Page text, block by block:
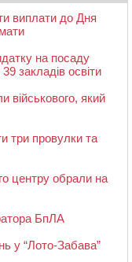
виплати до Дня
на посаду
закладів освіти
військового, який
три провулки та
центру обрали на
БпЛА
у “Лото-Забава”